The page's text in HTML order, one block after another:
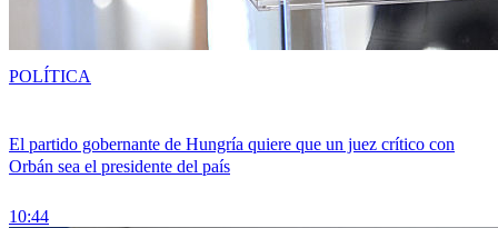
El partido gobernante de Hungría quiere que un juez crítico con
Orbán sea el presidente del país
10:44
POLÍTICA